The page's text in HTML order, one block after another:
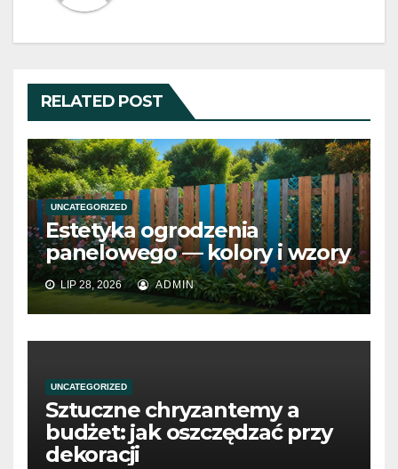
RELATED POST
UNCATEGORIZED
Estetyka ogrodzenia
panelowego — kolory i wzory
LIP 28, 2026 ADMIN
UNCATEGORIZED
Sztuczne chryzantemy a
budżet: jak oszczędzać przy
dekoracji